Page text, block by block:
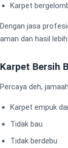
Karpet
Dengan jasa
aman dan hasil
Karpet Bersih
Percaya deh,
Karpet empuk
Tidak bau
Tidak berdebu